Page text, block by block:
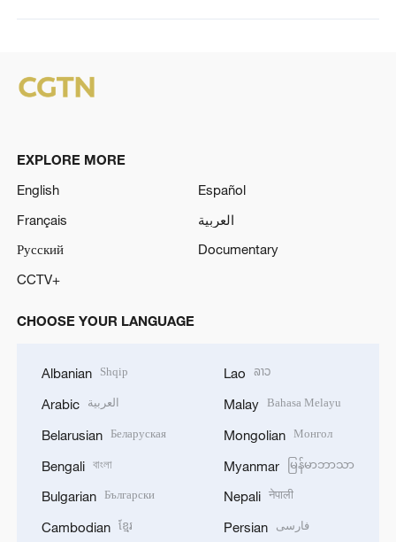
EXPLORE MORE
English
Español
Français
العربية
Русский
Documentary
CCTV+
CHOOSE YOUR LANGUAGE
Albanian Shqip
Arabic العربية
Belarusian Беларуская
Bengali বাংলা
Bulgarian Български
Cambodian ខ្មែរ
Lao ລາວ
Malay Bahasa Melayu
Mongolian Монгол
Myanmar မြန်မာဘာသာ
Nepali नेपाली
Persian فارسی